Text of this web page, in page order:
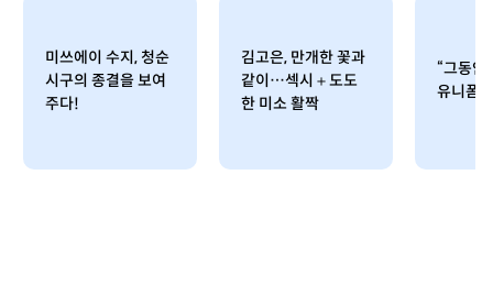
미쓰에이 수지, 청순
시구의 종결을 보여
주다!
김고은, 만개한 꽃과
같이…섹시＋도도
한 미소 활짝
“그동
유니폼